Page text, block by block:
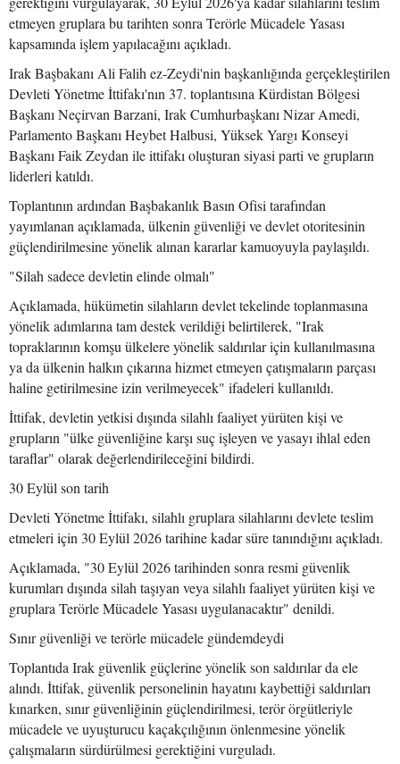
etmeyen gruplara bu tarihten sonra Terörle Mücadele Yasası
kapsamında işlem yapılacağını açıkladı.
Irak Başbakanı Ali Falih ez-Zeydi'nin başkanlığında gerçekleştirilen
Devleti Yönetme İttifakı'nın 37. toplantısına Kürdistan Bölgesi
Başkanı Neçirvan Barzani, Irak Cumhurbaşkanı Nizar Amedi,
Parlamento Başkanı Heybet Halbusi, Yüksek Yargı Konseyi
Başkanı Faik Zeydan ile ittifakı oluşturan siyasi parti ve grupların
liderleri katıldı.
Toplantının ardından Başbakanlık Basın Ofisi tarafından
yayımlanan açıklamada, ülkenin güvenliği ve devlet otoritesinin
güçlendirilmesine yönelik alınan kararlar kamuoyuyla paylaşıldı.
"Silah sadece devletin elinde olmalı"
Açıklamada, hükümetin silahların devlet tekelinde toplanmasına
yönelik adımlarına tam destek verildiği belirtilerek, "Irak
topraklarının komşu ülkelere yönelik saldırılar için kullanılmasına
ya da ülkenin halkın çıkarına hizmet etmeyen çatışmaların parçası
haline getirilmesine izin verilmeyecek" ifadeleri kullanıldı.
İttifak, devletin yetkisi dışında silahlı faaliyet yürüten kişi ve
grupların "ülke güvenliğine karşı suç işleyen ve yasayı ihlal eden
taraflar" olarak değerlendirileceğini bildirdi.
30 Eylül son tarih
Devleti Yönetme İttifakı, silahlı gruplara silahlarını devlete teslim
etmeleri için 30 Eylül 2026 tarihine kadar süre tanındığını açıkladı.
Açıklamada, "30 Eylül 2026 tarihinden sonra resmi güvenlik
kurumları dışında silah taşıyan veya silahlı faaliyet yürüten kişi ve
gruplara Terörle Mücadele Yasası uygulanacaktır" denildi.
Sınır güvenliği ve terörle mücadele gündemdeydi
Toplantıda Irak güvenlik güçlerine yönelik son saldırılar da ele
alındı. İttifak, güvenlik personelinin hayatını kaybettiği saldırıları
kınarken, sınır güvenliğinin güçlendirilmesi, terör örgütleriyle
mücadele ve uyuşturucu kaçakçılığının önlenmesine yönelik
çalışmaların sürdürülmesi gerektiğini vurguladı.